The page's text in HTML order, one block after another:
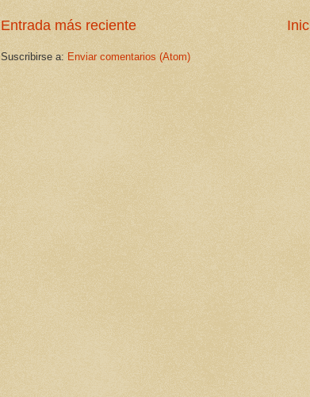
Entrada más reciente
Suscribirse a: Enviar comentarios (Atom)